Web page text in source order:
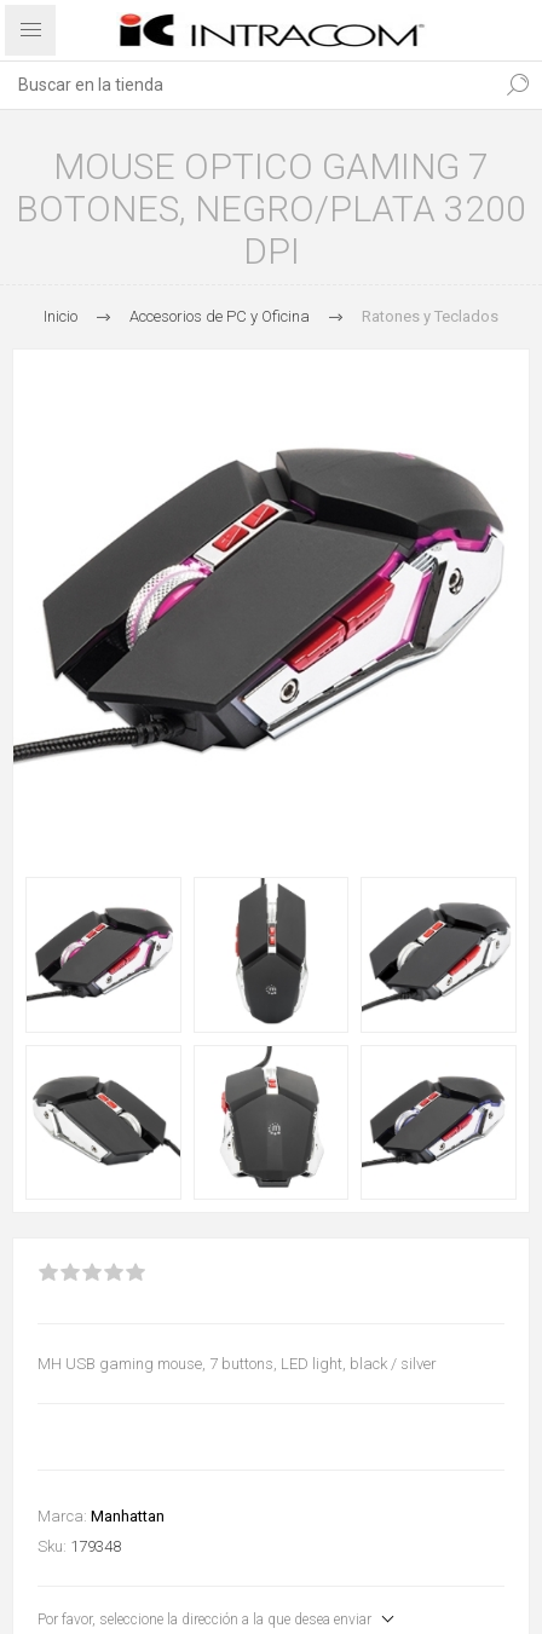
MOUSE OPTICO GAMING 7
BOTONES, NEGRO/PLATA 3200
DPI
Inicio Accesorios de PC y Oficina Ratones y Teclados
MH USB gaming mouse, 7 buttons, LED light, black / silver
Marca: Manhattan
Sku: 179348
Por favor, seleccione la dirección a la que desea enviar